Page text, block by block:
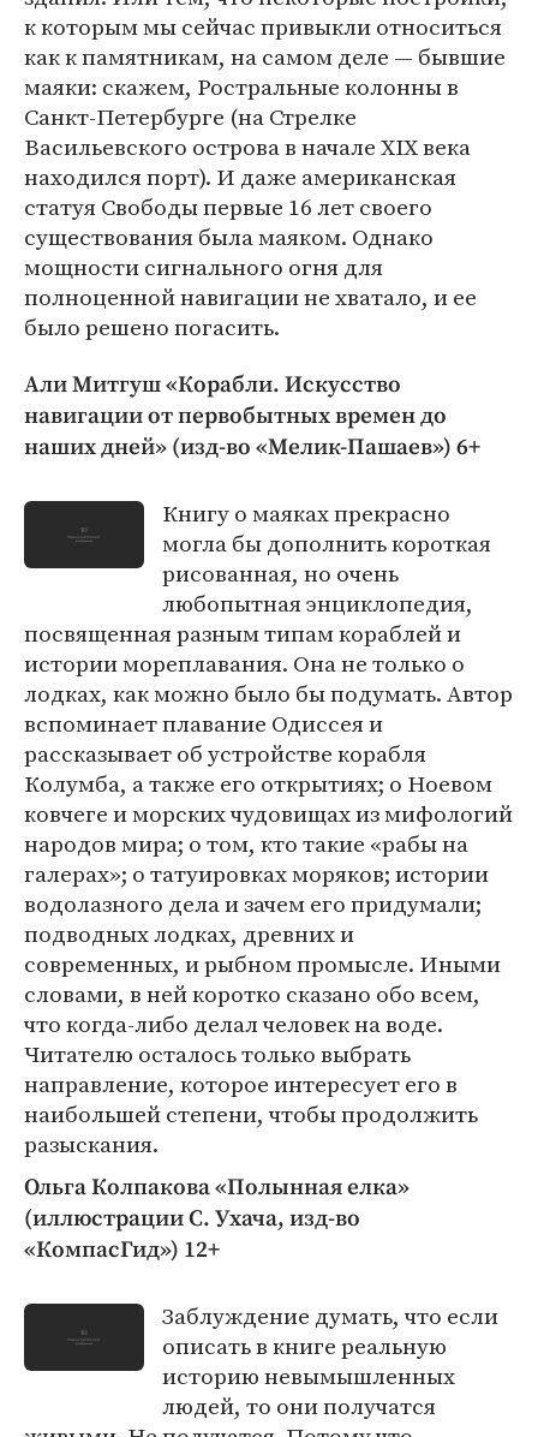
к которым мы сейчас привыкли относиться
как к памятникам, на самом деле — бывшие
маяки: скажем, Ростральные колонны в
Санкт-Петербурге (на Стрелке
Васильевского острова в начале XIX века
находился порт). И даже американская
статуя Свободы первые 16 лет своего
существования была маяком. Однако
мощности сигнального огня для
полноценной навигации не хватало, и ее
было решено погасить.
Али Митгуш «Корабли. Искусство
навигации от первобытных времен до
наших дней» (изд-во «Мелик-Пашаев») 6+
Книгу о маяках прекрасно
могла бы дополнить короткая
рисованная, но очень
любопытная энциклопедия,
посвященная разным типам кораблей и
истории мореплавания. Она не только о
лодках, как можно было бы подумать. Автор
вспоминает плавание Одиссея и
рассказывает об устройстве корабля
Колумба, а также его открытиях; о Ноевом
ковчеге и морских чудовищах из мифологий
народов мира; о том, кто такие «рабы на
галерах»; о татуировках моряков; истории
водолазного дела и зачем его придумали;
подводных лодках, древних и
современных, и рыбном промысле. Иными
словами, в ней коротко сказано обо всем,
что когда-либо делал человек на воде.
Читателю осталось только выбрать
направление, которое интересует его в
наибольшей степени, чтобы продолжить
разыскания.
Ольга Колпакова «Полынная елка»
(иллюстрации С. Ухача, изд-во
«КомпасГид») 12+
Заблуждение думать, что если
описать в книге реальную
историю невымышленных
людей, то они получатся